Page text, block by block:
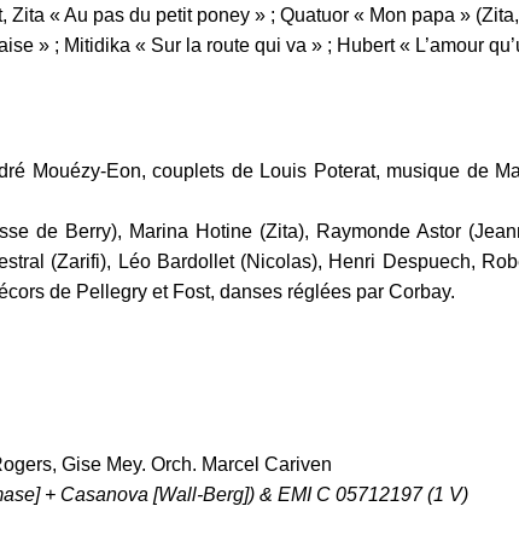
Zita « Au pas du petit poney » ; Quatuor « Mon papa »
» ; Mitidika « Sur la route qui va » ; Hubert « L’amour
Mouézy-Eon, couplets de Louis Poterat, musique de
de Berry), Marina Hotine (Zita), Raymonde Astor
(Zarifi), Léo Bardollet (Nicolas), Henri Despuech,
de Pellegry et Fost, danses réglées par Corbay.
Gise Mey. Orch. Marcel Cariven
+ Casanova [Wall-Berg]) & EMI C 05712197 (1 V)